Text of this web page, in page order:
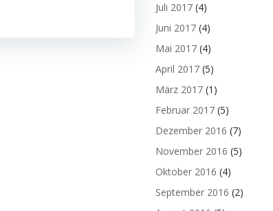
Juli 2017 (4)
Juni 2017 (4)
Mai 2017 (4)
April 2017 (5)
März 2017 (1)
Februar 2017 (5)
Dezember 2016 (7)
November 2016 (5)
Oktober 2016 (4)
September 2016 (2)